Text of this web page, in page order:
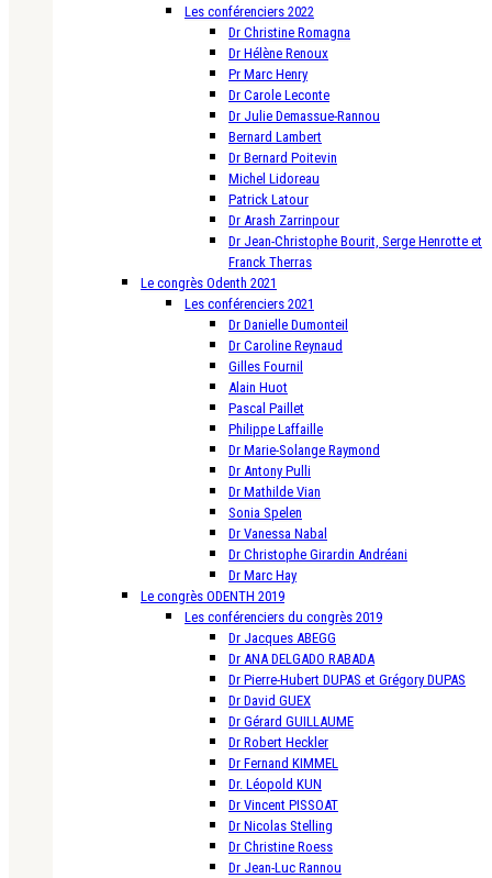
Les conférenciers 2022
Dr Christine Romagna
Dr Hélène Renoux
Pr Marc Henry
Dr Carole Leconte
Dr Julie Demassue-Rannou
Bernard Lambert
Dr Bernard Poitevin
Michel Lidoreau
Patrick Latour
Dr Arash Zarrinpour
Dr Jean-Christophe Bourit, Serge Henrotte et
Franck Therras
Le congrès Odenth 2021
Les conférenciers 2021
Dr Danielle Dumonteil
Dr Caroline Reynaud
Gilles Fournil
Alain Huot
Pascal Paillet
Philippe Laffaille
Dr Marie-Solange Raymond
Dr Antony Pulli
Dr Mathilde Vian
Sonia Spelen
Dr Vanessa Nabal
Dr Christophe Girardin Andréani
Dr Marc Hay
Le congrès ODENTH 2019
Les conférenciers du congrès 2019
Dr Jacques ABEGG
Dr ANA DELGADO RABADA
Dr Pierre-Hubert DUPAS et Grégory DUPAS
Dr David GUEX
Dr Gérard GUILLAUME
Dr Robert Heckler
Dr Fernand KIMMEL
Dr. Léopold KUN
Dr Vincent PISSOAT
Dr Nicolas Stelling
Dr Christine Roess
Dr Jean-Luc Rannou